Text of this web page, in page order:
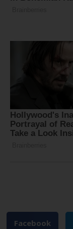
Facebook